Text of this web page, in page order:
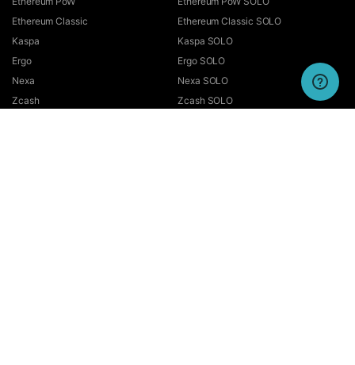
Ethereum Classic
Kaspa
Ergo
Nexa
Zcash
Ethereum Classic SOLO
Kaspa SOLO
Ergo SOLO
Nexa SOLO
Zcash SOLO